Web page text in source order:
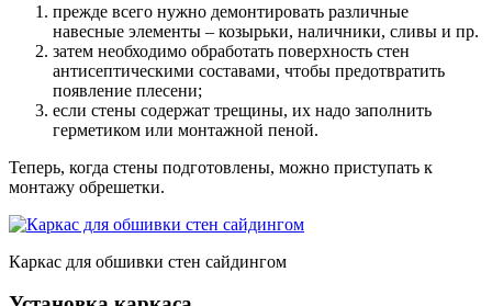
прежде всего нужно демонтировать различные
навесные элементы – козырьки, наличники, сливы и пр.
затем необходимо обработать поверхность стен
антисептическими составами, чтобы предотвратить
появление плесени;
если стены содержат трещины, их надо заполнить
герметиком или монтажной пеной.
Теперь, когда стены подготовлены, можно приступать к
монтажу обрешетки.
Каркас для обшивки стен сайдингом